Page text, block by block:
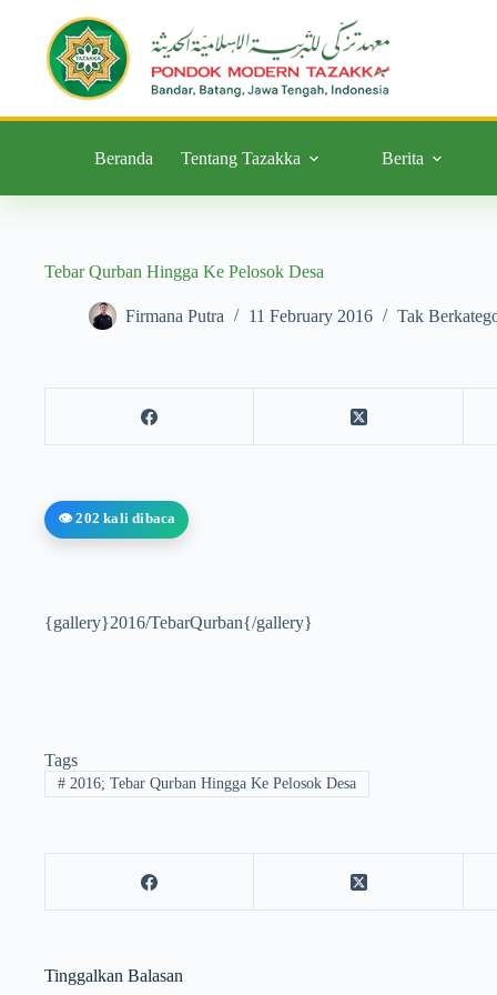
Beranda Tentang Tazakka Berita
Tebar Qurban Hingga Ke Pelosok Desa
Firmana Putra 11 February 2016 Tak
👁️ 202 kali dibaca
{gallery}2016/TebarQurban{/gallery}
Tags
#2016; Tebar Qurban Hingga Ke Pelosok Desa
Tinggalkan Balasan